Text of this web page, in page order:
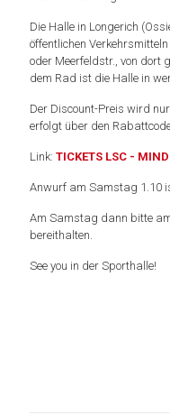
Die Halle in Longerich
öffentlichen
oder Meerfeldstr., von dort
dem Rad ist die Halle in
Der Discount-Preis wird
erfolgt über den
Link: TICKETS LSC -
Anwurf am Samstag 1.10
Am Samstag dann bitte
bereithalten.
See you in der Sporthalle!